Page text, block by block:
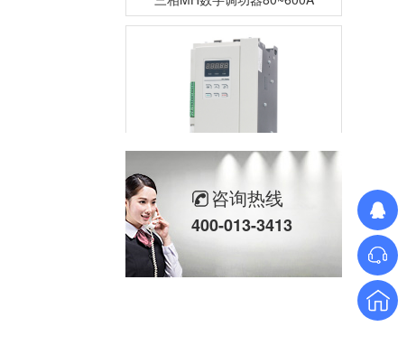
三相SH高端调功器25~2000A
咨询热线
400-013-3413